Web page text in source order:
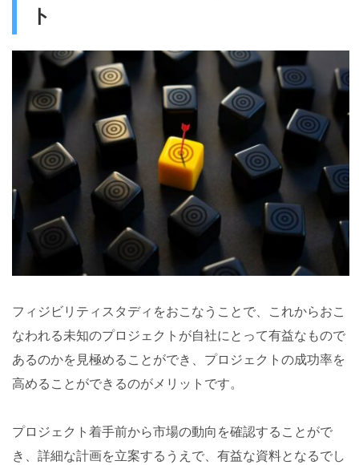
ト
フィジビリティスタディをおこなうことで、これからおこ
なわれる未知のプロジェクトが自社にとって有益なもので
あるのかを見極めることができ、プロジェクトの成功率を
高めることができるのがメリットです。
プロジェクト着手前から市場の動向を確認することがで
き、詳細な計画を立案するうえで、有益な資料となるでし